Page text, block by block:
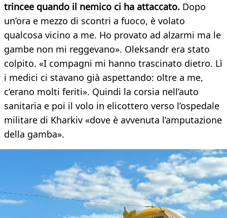
trincee quando il nemico ci ha attaccato. Dopo
un’ora e mezzo di scontri a fuoco, è volato
qualcosa vicino a me. Ho provato ad alzarmi ma le
gambe non mi reggevano». Oleksandr era stato
colpito. «I compagni mi hanno trascinato dietro. Lì
i medici ci stavano già aspettando: oltre a me,
c’erano molti feriti». Quindi la corsia nell’auto
sanitaria e poi il volo in elicottero verso l’ospedale
militare di Kharkiv «dove è avvenuta l’amputazione
della gamba».